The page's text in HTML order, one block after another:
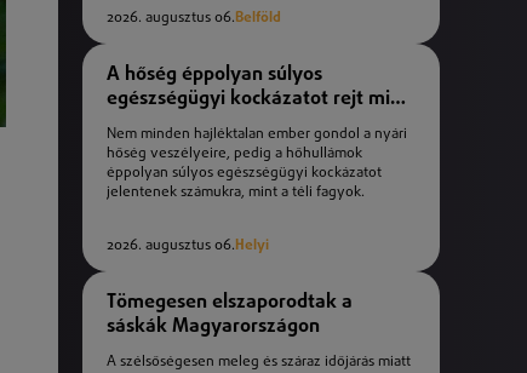
2026. augusztus 06.Belföld
A hőség éppolyan súlyos
egészségügyi kockázatot rejt mint
a téli fagyok
Nem minden hajléktalan ember gondol a nyári
hőség veszélyeire, pedig a hőhullámok
éppolyan súlyos egészségügyi kockázatot
jelentenek számukra, mint a téli fagyok.
2026. augusztus 06. Helyi
Tömegesen elszaporodtak a
sáskák Magyarországon
A szélsőségesen meleg és száraz időjárás miatt